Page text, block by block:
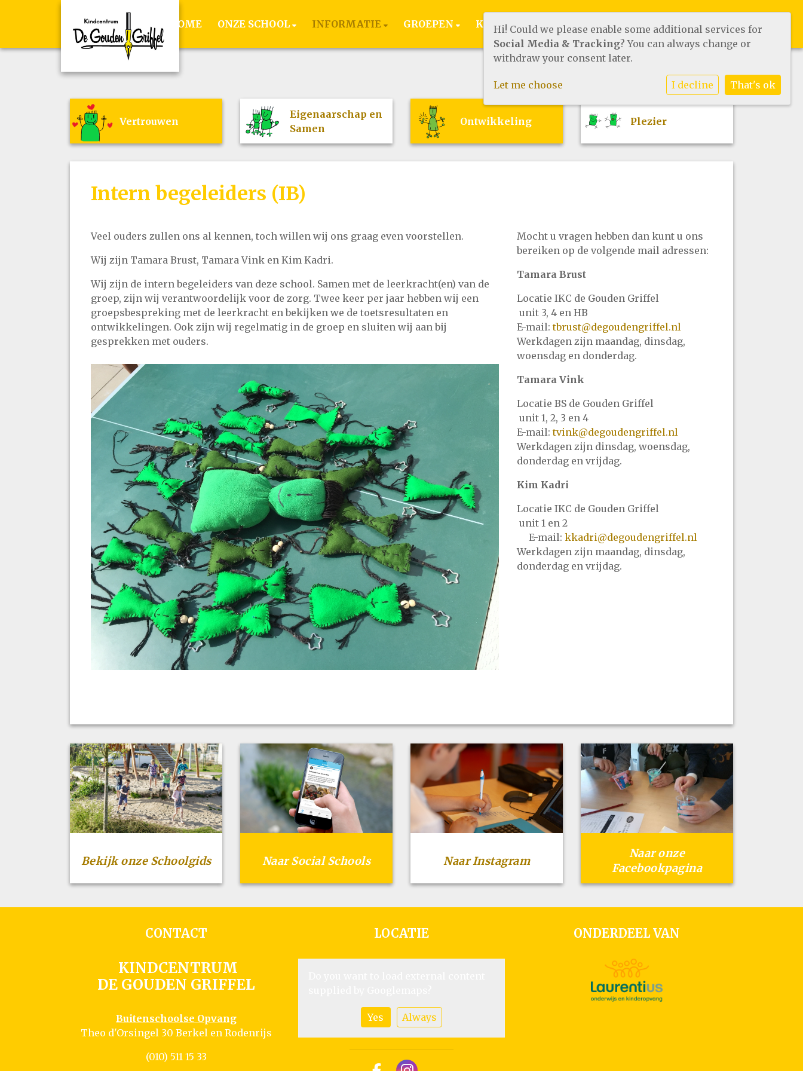
HOME ONZE SCHOOL INFORMATIE GROEPEN KINDEROPVANG WERKEN BIJ CONTACT
Vertrouwen
Eigenaarschap en
Samen
Ontwikkeling Plezier
Intern begeleiders (IB)
Veel ouders zullen ons al kennen, toch willen wij ons graag even voorstellen.
Wij zijn Tamara Brust, Tamara Vink en Kim Kadri.
Wij zijn de intern begeleiders van deze school. Samen met de leerkracht(en) van de
groep, zijn wij verantwoordelijk voor de zorg. Twee keer per jaar hebben wij een
groepsbespreking met de leerkracht en bekijken we de toetsresultaten en
ontwikkelingen. Ook zijn wij regelmatig in de groep en sluiten wij aan bij
gesprekken met ouders.
Mocht u vragen hebben dan kunt u ons
bereiken op de volgende mail adressen:
Tamara Brust
Locatie IKC de Gouden Griffel
unit 3, 4 en HB
E-mail:tbrust@degoudengriffel.nl
Werkdagen zijn maandag, dinsdag,
woensdag en donderdag.
Tamara Vink
Locatie BS de Gouden Griffel
unit 1, 2, 3 en 4
E-mail:tvink@degoudengriffel.nl
Werkdagen zijn dinsdag, woensdag,
donderdag en vrijdag.
Kim Kadri
Locatie IKC de Gouden Griffel
unit 1 en 2
E-mail:kkadri@degoudengriffel.nl
Werkdagen zijn maandag, dinsdag,
donderdag en vrijdag.
Bekijk onze Schoolgids Naar Social Schools Naar Instagram
Naar onze
Facebookpagina
CONTACT
KINDCENTRUM
DE GOUDEN GRIFFEL
Buitenschoolse Opvang
Theo d'Orsingel 30 Berkel en Rodenrijs
(010) 511 15 33
LOCATIE
Yes Always
ONDERDEEL VAN
Hi! Could we please enable some additional services for
Social Media & Tracking? You can always change or
withdraw your consent later.
Let me choose I decline That's ok